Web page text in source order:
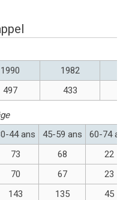
1990 1982
497 433
44 ans 45-59 ans
60-74
73 68
22
70 67
23
143 135 45